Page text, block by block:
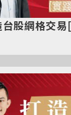
股網格交